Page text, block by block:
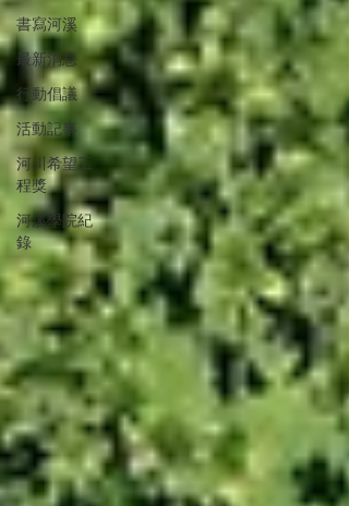
書寫河溪
最新消息
行動倡議
活動記事
河川希望工
程獎
河溪學院紀
錄